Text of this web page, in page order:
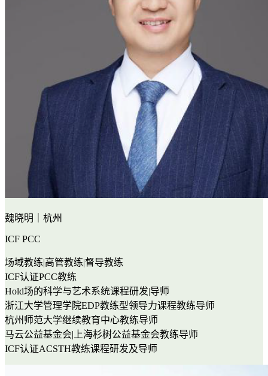
魏晓明｜杭州
ICF PCC
场域教练|高管教练|督导教练
ICF认证PCC教练
Hold场的科学与艺术系统课程研发|导师
浙江大学管理学院EDP教练型领导力课程教练导师
杭州师范大学继续教育中心教练导师
马云公益基金会|上海杉树公益基金会教练导师
ICF认证ACSTH教练课程研发及导师